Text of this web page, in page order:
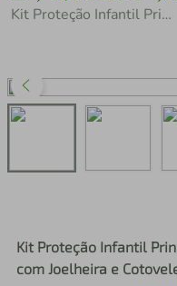
Kit Proteção Infantil Princesas Capacete (52-56cm) com Joelheira e Cotoveleira Rosa
Kit Proteção Infantil
com Joelheira e
1º tenis
perfume